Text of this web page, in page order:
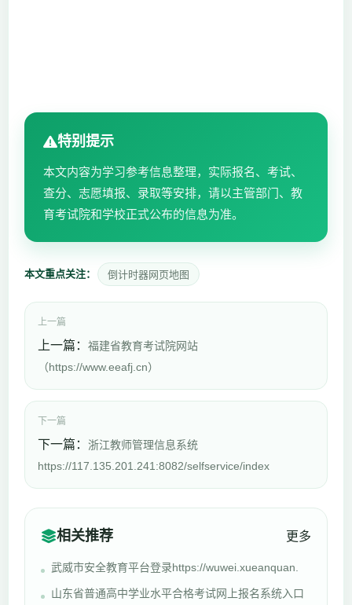
特别提示
本文内容为学习参考信息整理，实际报名、考试、
查分、志愿填报、录取等安排，请以主管部门、教
育考试院和学校正式公布的信息为准。
本文重点关注： 倒计时器网页地图
上一篇
上一篇： 福建省教育考试院网站
（https://www.eeafj.cn）
下一篇
下一篇： 浙江教师管理信息系统
https://117.135.201.241:8082/selfservice/index
相关推荐 更多
武威市安全教育平台登录https://wuwei.xueanquan.
山东省普通高中学业水平合格考试网上报名系统入口